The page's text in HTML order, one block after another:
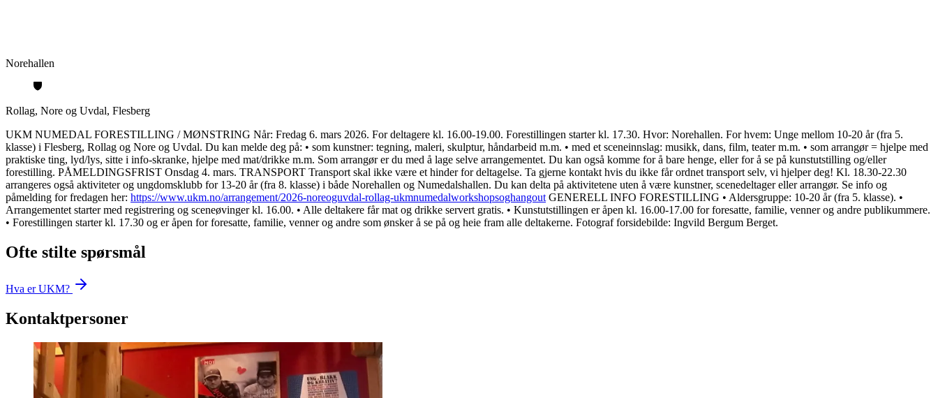
Norehallen
Rollag, Nore og Uvdal, Flesberg
UKM NUMEDAL FORESTILLING / MØNSTRING Når: Fredag 6. mars 2026. For deltagere kl. 16.00-19.00. Forestillingen starter kl. 17.30. Hvor: Norehallen. For hvem: Unge mellom 10-20 år (fra 5.
klasse) i Flesberg, Rollag og Nore og Uvdal. Du kan melde deg på: • som kunstner: tegning, maleri, skulptur, håndarbeid m.m. • med et sceneinnslag: musikk, dans, film, teater m.m. • som arrangør = hjelpe med
praktiske ting, lyd/lys, sitte i info-skranke, hjelpe med mat/drikke m.m. Som arrangør er du med å lage selve arrangementet. Du kan også komme for å bare henge, eller for å se på kunstutstilling og/eller
forestilling. PÅMELDINGSFRIST Onsdag 4. mars. TRANSPORT Transport skal ikke være et hinder for deltagelse. Ta gjerne kontakt hvis du ikke får ordnet transport selv, vi hjelper deg! Kl. 18.30-22.30
arrangeres også aktiviteter og ungdomsklubb for 13-20 år (fra 8. klasse) i både Norehallen og Numedalshallen. Du kan delta på aktivitetene uten å være kunstner, scenedeltager eller arrangør. Se info og
påmelding for fredagen her: https://www.ukm.no/arrangement/2026-noreoguvdal-rollag-ukmnumedalworkshopsoghangout GENERELL INFO FORESTILLING • Aldersgruppe: 10-20 år (fra 5. klasse). •
Arrangementet starter med registrering og sceneøvinger kl. 16.00. • Alle deltakere får mat og drikke servert gratis. • Kunstutstillingen er åpen kl. 16.00-17.00 for foresatte, familie, venner og andre publikummere.
• Forestillingen starter kl. 17.30 og er åpen for foresatte, familie, venner og andre som ønsker å se på og heie fram alle deltakerne. Fotograf forsidebilde: Ingvild Bergum Berget.
Ofte stilte spørsmål
Hva er UKM?
Kontaktpersoner